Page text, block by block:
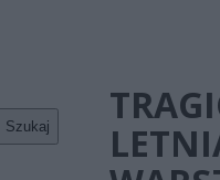
Szukaj